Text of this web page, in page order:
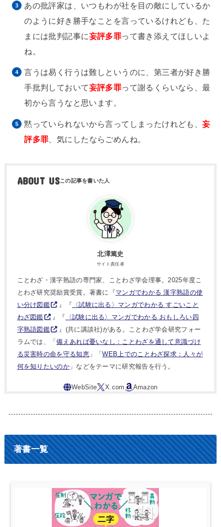
あの批評家は、いつもわが社を目の敵にしているか
のように好き勝手なことを言っているけれども、た
まには批判記事に妄評多罪って書き添えてほしいよ
ね。
言うは易く行うは難しというのに、第三者が好き勝
手批判しておいて妄評多罪って謝るくらいなら、最
初から言うなと思います。
黙っていられないから言ってしまったけれども、妄
評多罪 、気にしたならごめんね。
ABOUT US
北澤篤史
サイト責任者
ことわざ・漢字熟語の専門家、ことわざ学会理事。2025年度こ
とわざ研究奨励賞受賞。著書に『マンガでわかる 漢字熟語の使
い分け図鑑
』『 〈試験に出る〉マンガでわかる すごいこと
わざ図鑑
』『
〈試験に出る〉マンガでわかる おもしろい四
字熟語図鑑
』(共に講談社)がある。ことわざ学会研究フォー
ラムでは、「備えあれば憂いなし：ことわざを通して意識づけ
る災害時の命を守る知恵」「WEB上でのことわざ探求：人々が
何を知りたいのか」などをテーマに研究報告を行う。
著書一覧